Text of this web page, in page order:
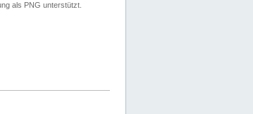
als PNG unterstützt.